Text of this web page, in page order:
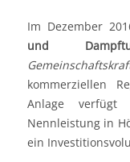
Im Dezember
und
kommerziellen
Anlage verfügt
Nennleistung in
ein